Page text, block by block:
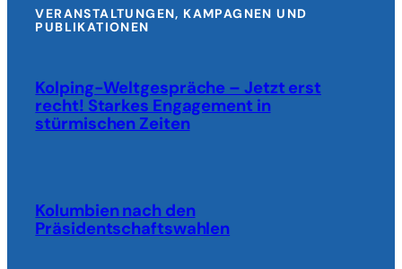
zu
zweifeln
VERANSTALTUNGEN, KAMPAGNEN UND
PUBLIKATIONEN
Kolping-Weltgespräche – Jetzt erst
recht! Starkes Engagement in
stürmischen Zeiten
Kolumbien nach den
Präsidentschaftswahlen